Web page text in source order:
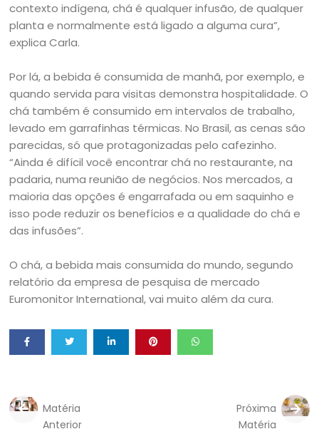
contexto indígena, chá é qualquer infusão, de qualquer
planta e normalmente está ligado a alguma cura”,
explica Carla.
Por lá, a bebida é consumida de manhã, por exemplo, e
quando servida para visitas demonstra hospitalidade. O
chá também é consumido em intervalos de trabalho,
levado em garrafinhas térmicas. No Brasil, as cenas são
parecidas, só que protagonizadas pelo cafezinho.
“Ainda é difícil você encontrar chá no restaurante, na
padaria, numa reunião de negócios. Nos mercados, a
maioria das opções é engarrafada ou em saquinho e
isso pode reduzir os benefícios e a qualidade do chá e
das infusões”.
O chá, a bebida mais consumida do mundo, segundo
relatório da empresa de pesquisa de mercado
Euromonitor International, vai muito além da cura.
Matéria
Anterior
Próxima
Matéria